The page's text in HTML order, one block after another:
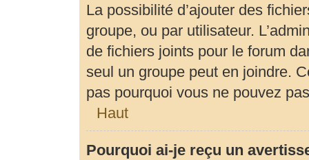
La possibilité d’ajouter des
groupe, ou par utilisateur.
de fichiers joints pour le forum
seul un groupe peut en joindre.
pas pourquoi vous ne pouvez
Haut
Pourquoi ai-je reçu un